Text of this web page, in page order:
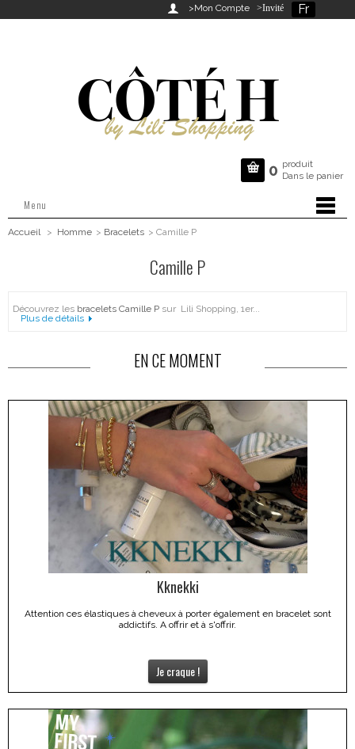
Fr
 >Mon Compte >Invité
 0 produit
Dans le panier
Menu
Accueil > Homme > Bracelets > Camille P
Camille P
Découvrez les bracelets Camille P sur Lili Shopping, 1er...
Plus de détails
EN CE MOMENT
Kknekki
Attention ces élastiques à cheveux à porter également en bracelet sont
addictifs. A offrir et à s'offrir.
Je craque !